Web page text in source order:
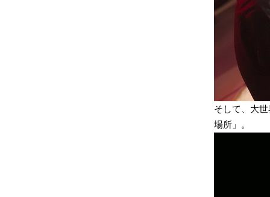
そして、大
場所」。